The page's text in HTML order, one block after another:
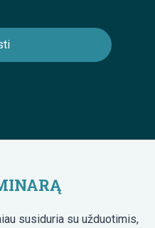
susiduria su užduotimis,